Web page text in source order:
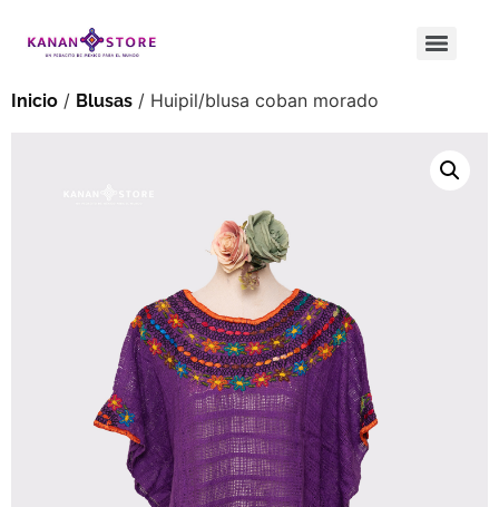
Inicio / Blusas / Huipil/blusa coban morado